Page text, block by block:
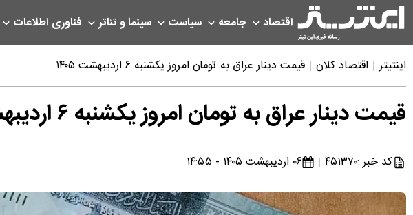
اقتصاد جامعه سیاست سینما و تئاتر فناوری اطلاعات
اینتیتر اقتصاد کلان قیمت دینار عراق به تومان امروز یکشنبه ۶ اردیبهشت ۱۴۰۵
قیمت دینار عراق به تومان امروز یکشنبه ۶ اردیبهشت ۱۴۰۵
کد خبر :۴۵۱۳۷۰ ۰۶ اردیبهشت ۱۴۰۵ - ۱۴:۵۵